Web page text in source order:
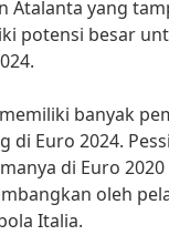
Atalanta yang
potensi besar
banyak
di Euro 2024.
di Euro
oleh
Italia.